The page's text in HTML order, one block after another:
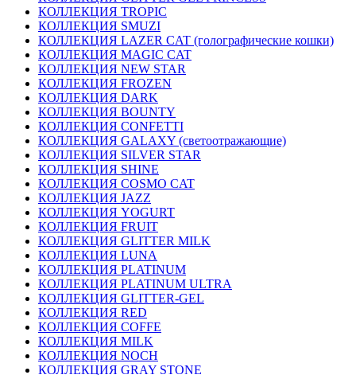
КОЛЛЕКЦИЯ TROPIC
КОЛЛЕКЦИЯ SMUZI
КОЛЛЕКЦИЯ LAZER CAT (голографические кошки)
КОЛЛЕКЦИЯ MAGIC CAT
КОЛЛЕКЦИЯ NEW STAR
КОЛЛЕКЦИЯ FROZEN
КОЛЛЕКЦИЯ DARK
КОЛЛЕКЦИЯ BOUNTY
КОЛЛЕКЦИЯ CONFETTI
КОЛЛЕКЦИЯ GALAXY (светоотражающие)
КОЛЛЕКЦИЯ SILVER STAR
КОЛЛЕКЦИЯ SHINE
КОЛЛЕКЦИЯ COSMO CAT
КОЛЛЕКЦИЯ JAZZ
КОЛЛЕКЦИЯ YOGURT
КОЛЛЕКЦИЯ FRUIT
КОЛЛЕКЦИЯ GLITTER MILK
КОЛЛЕКЦИЯ LUNA
КОЛЛЕКЦИЯ PLATINUM
КОЛЛЕКЦИЯ PLATINUM ULTRA
КОЛЛЕКЦИЯ GLITTER-GEL
КОЛЛЕКЦИЯ RED
КОЛЛЕКЦИЯ COFFE
КОЛЛЕКЦИЯ MILK
КОЛЛЕКЦИЯ NOCH
КОЛЛЕКЦИЯ GRAY STONE